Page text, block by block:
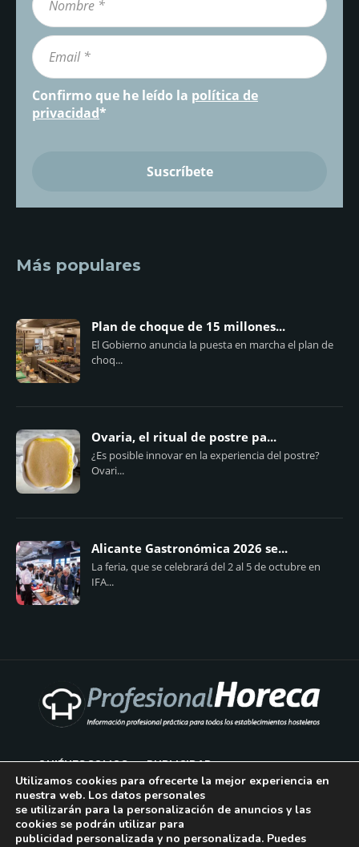
Confirmo que he leído la política de
privacidad*
Más populares
Plan de choque de 15 millones...
El Gobierno anuncia la puesta en marcha el plan de
choq...
Ovaria, el ritual de postre pa...
¿Es posible innovar en la experiencia del postre?
Ovari...
Alicante Gastronómica 2026 se...
La feria, que se celebrará del 2 al 5 de octubre en
IFA...
QUIÉNES SOMOS PUBLICIDAD
AVISO LEGAL
POLÍTICA DE COOKIES
Utilizamos cookies para ofrecerte la mejor experiencia en
nuestra web. Los datos personales
se utilizarán para la personalización de anuncios y las
cookies se podrán utilizar para
publicidad personalizada y no personalizada. Puedes